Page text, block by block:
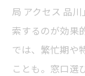
局 アクセス 品
索するのが効果
では、繁忙期や
ことも。窓口選